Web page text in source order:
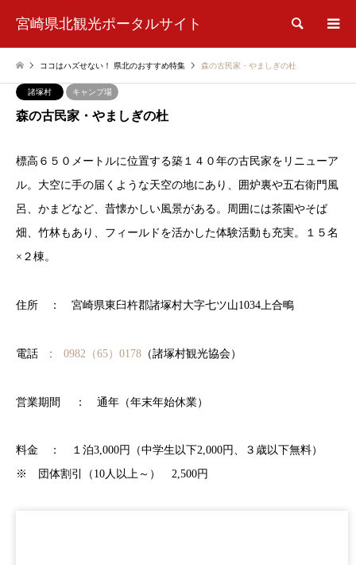
宮崎県北観光ポータルサイト 検索
ココはハズせない！ 県北のおすすめ特集 森の古民家・やましぎの杜
諸塚村 キャンプ場
森の古民家・やましぎの杜
標高６５０メートルに位置する築１４０年の古民家をリニューア
ル。大空に手の届くような天空の地にあり、囲炉裏や五右衛門風
呂、かまどなど、昔懐かしい風景がある。周囲には茶園やそば
畑、竹林もあり、フィールドを活かした体験活動も充実。１５名
×２棟。
住所 ： 宮崎県東臼杵郡諸塚村大字七ツ山1034上合鴫
電話 : 0982（65）0178 （諸塚村観光協会）
営業期間 ： 通年（年末年始休業）
料金 ： １泊3,000円（中学生以下2,000円、３歳以下無料）
※ 団体割引（10人以上～） 2,500円